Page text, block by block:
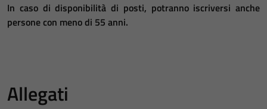
In caso di disponibilità di posti, potranno iscriversi anche
persone con meno di 55 anni.
Allegati